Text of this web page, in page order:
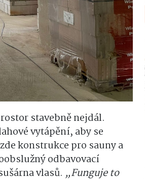
stavebně nejdál.
vytápění, aby se
konstrukce pro sauny a
odbavovací
vlasů. „Funguje to